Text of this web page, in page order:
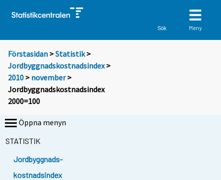
Sök Meny
Förstasidan >Statistik >
Jordbyggnadskostnadsindex>
2010 > november>
Jordbyggnadskostnadsindex
2000=100
Öppna menyn
STATISTIK
Jordbyggnads-
kostnadsindex